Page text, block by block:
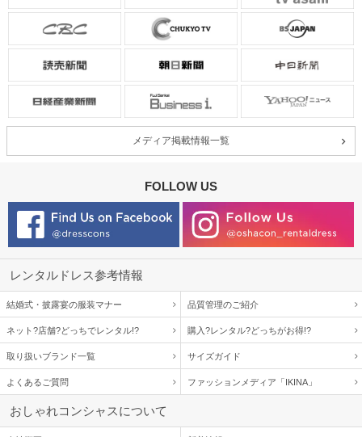
メディア掲載情報一覧
FOLLOW US
レンタルドレス参考情報
結婚式・披露宴の服装マナー 品質管理のご紹介
ネット?店舗?どっちでレンタル!? 購入?レンタル?どっちがお得!?
取り扱いブランド一覧 サイズガイド
よくあるご質問 ファッションメディア「IKINA」
おしゃれコンシャスについて